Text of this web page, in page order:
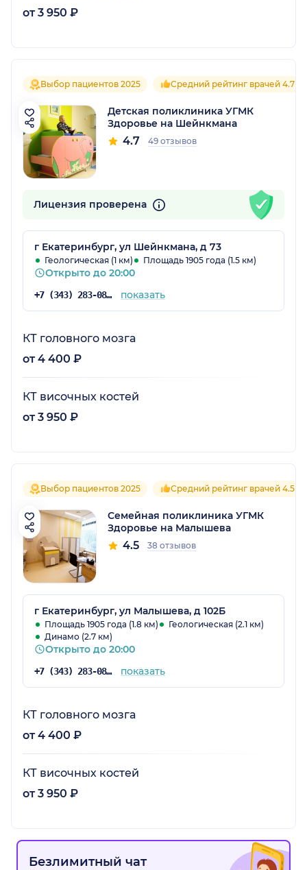
от 3 950 ₽
Выбор пациентов 2025 Средний рейтинг врачей 4.7
Детская поликлиника УГМК
Здоровье на Шейнкмана
4.7 49 отзывов
Лицензия проверена
г Екатеринбург, ул Шейнкмана, д 73
Геологическая (1 км) Площадь 1905 года (1.5 км)
Открыто до 20:00
+7 (343) 283-08-08 показать
КТ головного мозга
от 4 400 ₽
КТ височных костей
от 3 950 ₽
Выбор пациентов 2025 Средний рейтинг врачей 4.5
Семейная поликлиника УГМК
Здоровье на Малышева
4.5 38 отзывов
г Екатеринбург, ул Малышева, д 102Б
Площадь 1905 года (1.8 км)
Геологическая (2.1 км)
Динамо (2.7 км)
Открыто до 20:00
+7 (343) 283-08-08 показать
КТ головного мозга
от 4 400 ₽
КТ височных костей
от 3 950 ₽
Безлимитный чат